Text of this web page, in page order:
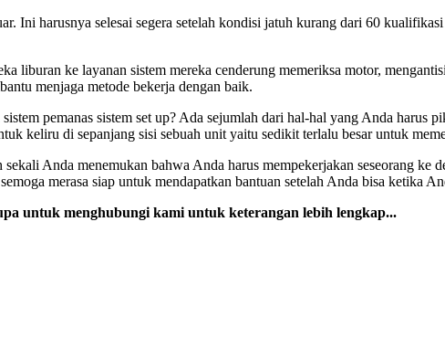
Ini harusnya selesai segera setelah kondisi jatuh kurang dari 60
liburan ke layanan sistem mereka cenderung memeriksa motor,
menjaga metode bekerja dengan baik.
pemanas sistem set up? Ada sejumlah dari hal-hal yang Anda harus
keliru di sepanjang sisi sebuah unit yaitu sedikit terlalu besar untuk
Anda menemukan bahwa Anda harus mempekerjakan seseorang ke
merasa siap untuk mendapatkan bantuan setelah Anda bisa ketika
untuk menghubungi kami untuk keterangan lebih lengkap...